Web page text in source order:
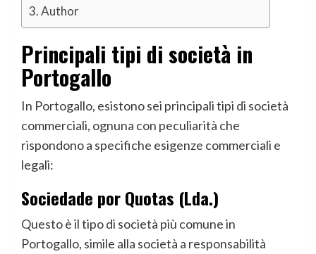
Author
Principali tipi di società in
Portogallo
In Portogallo, esistono sei principali tipi di società
commerciali, ognuna con peculiarità che
rispondono a specifiche esigenze commerciali e
legali:
Sociedade por Quotas (Lda.)
Questo è il tipo di società più comune in
Portogallo, simile alla società a responsabilità